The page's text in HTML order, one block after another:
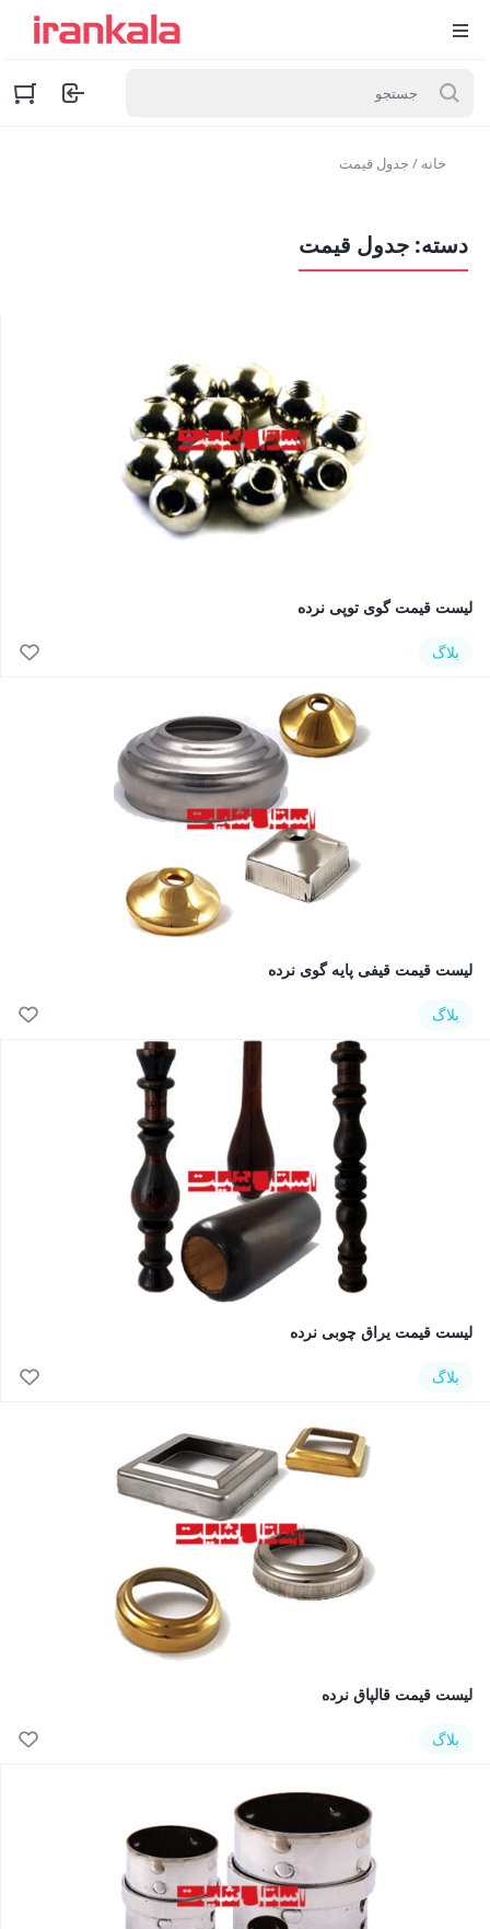
خانه / جدول قیمت
دسته: جدول قیمت
لیست قیمت گوی توپی نرده
بلاگ
لیست قیمت قیفی پایه گوی نرده
بلاگ
لیست قیمت یراق چوبی نرده
بلاگ
لیست قیمت قالپاق نرده
بلاگ